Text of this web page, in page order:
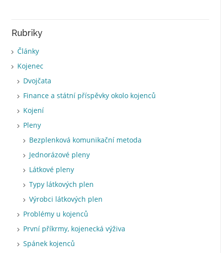
Rubriky
Články
Kojenec
Dvojčata
Finance a státní příspěvky okolo kojenců
Kojení
Pleny
Bezplenková komunikační metoda
Jednorázové pleny
Látkové pleny
Typy látkových plen
Výrobci látkových plen
Problémy u kojenců
První příkrmy, kojenecká výživa
Spánek kojenců